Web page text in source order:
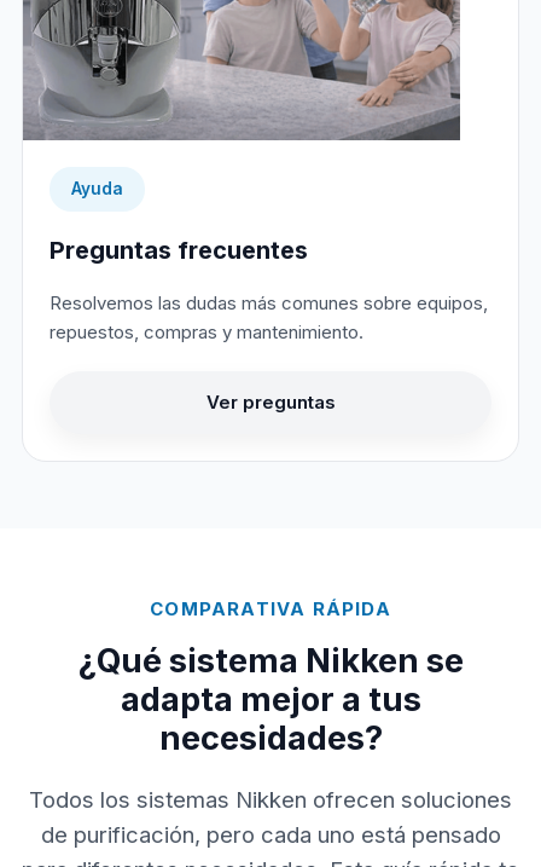
Ayuda
Preguntas frecuentes
Resolvemos las dudas más comunes sobre equipos,
repuestos, compras y mantenimiento.
Ver preguntas
COMPARATIVA RÁPIDA
¿Qué sistema Nikken se
adapta mejor a tus
necesidades?
Todos los sistemas Nikken ofrecen soluciones
de purificación, pero cada uno está pensado